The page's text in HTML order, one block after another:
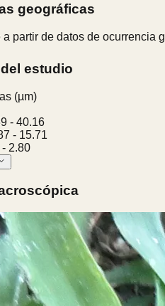
geográficas
a partir de datos de ocurrencia
estudio
(µm)
- 40.16
- 15.71
- 2.80